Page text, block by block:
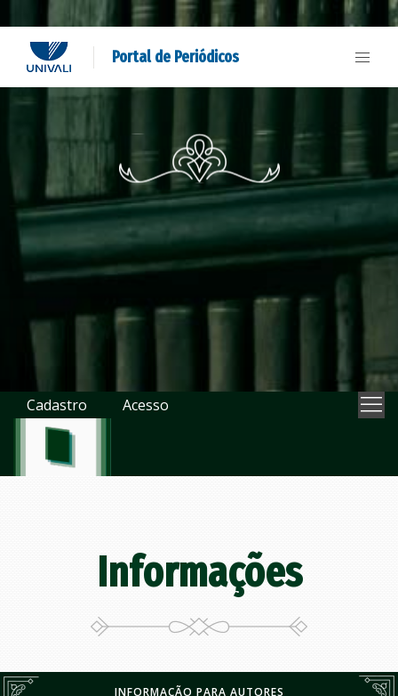
Portal de Periódicos
Cadastro Acesso
Informações
INFORMAÇÃO PARA AUTORES